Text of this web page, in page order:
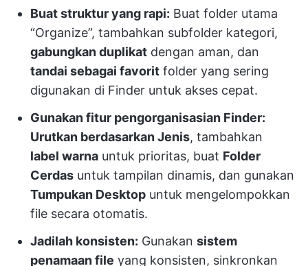
Buat struktur yang rapi: Buat folder utama
“Organize”, tambahkan subfolder kategori,
gabungkan duplikat dengan aman, dan
tandai sebagai favorit folder yang sering
digunakan di Finder untuk akses cepat.
Gunakan fitur pengorganisasian Finder:
Urutkan berdasarkan Jenis, tambahkan
label warna untuk prioritas, buat Folder
Cerdas untuk tampilan dinamis, dan gunakan
Tumpukan Desktop untuk mengelompokkan
file secara otomatis.
Jadilah konsisten: Gunakan sistem
penamaan file yang konsisten, sinkronkan